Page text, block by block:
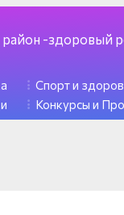
-здоровый
Спорт и
Конкурсы и